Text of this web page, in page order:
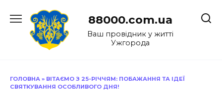
до
88000.com.ua
Ваш провідник у житті
Ужгорода
ГОЛОВНА » ВІТАЄМО З 25-РІЧЧЯМ: ПОБАЖАННЯ ТА ІДЕЇ
СВЯТКУВАННЯ ОСОБЛИВОГО ДНЯ!